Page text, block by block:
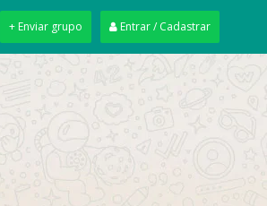
Entrar / Cadastrar
+ Enviar grupo